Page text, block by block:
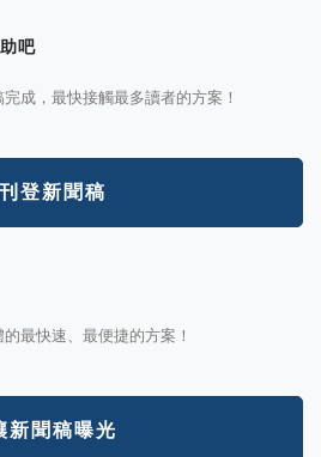
吧
成，最快接觸最多讀者的方案！
刊登新聞稿
最快速、最便捷的方案！
新聞稿曝光